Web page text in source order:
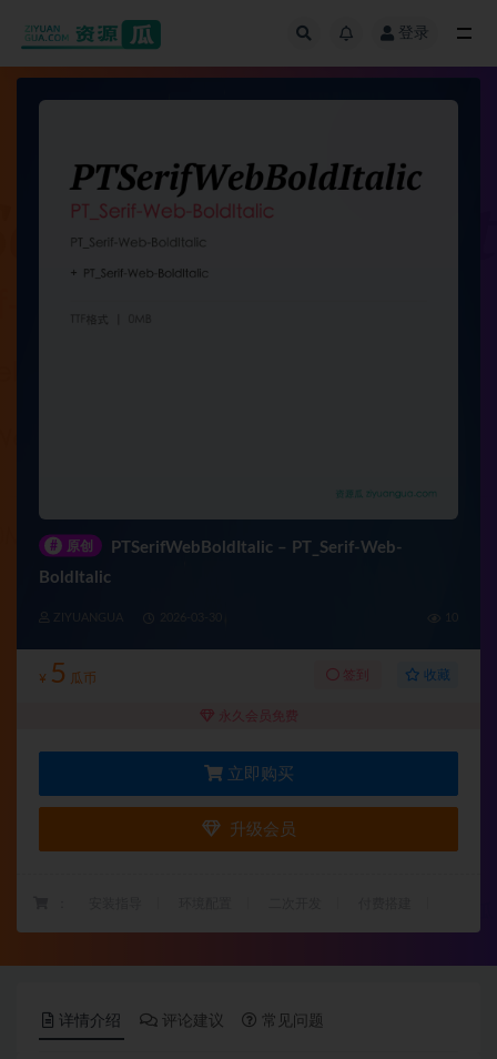
登录
# 原创
PTSerifWebBoldItalic – PT_Serif-Web-
BoldItalic
ZIYUANGUA
¥ 5 瓜币 签到 收藏
永久会员免费
立即购买
升级会员
详情介绍 评论建议 常见问题